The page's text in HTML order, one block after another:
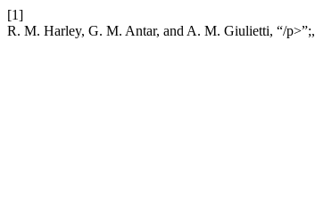
[1]
R. M. Harley, G. M. Antar, and A. M. Giulietti, “/p>”;,